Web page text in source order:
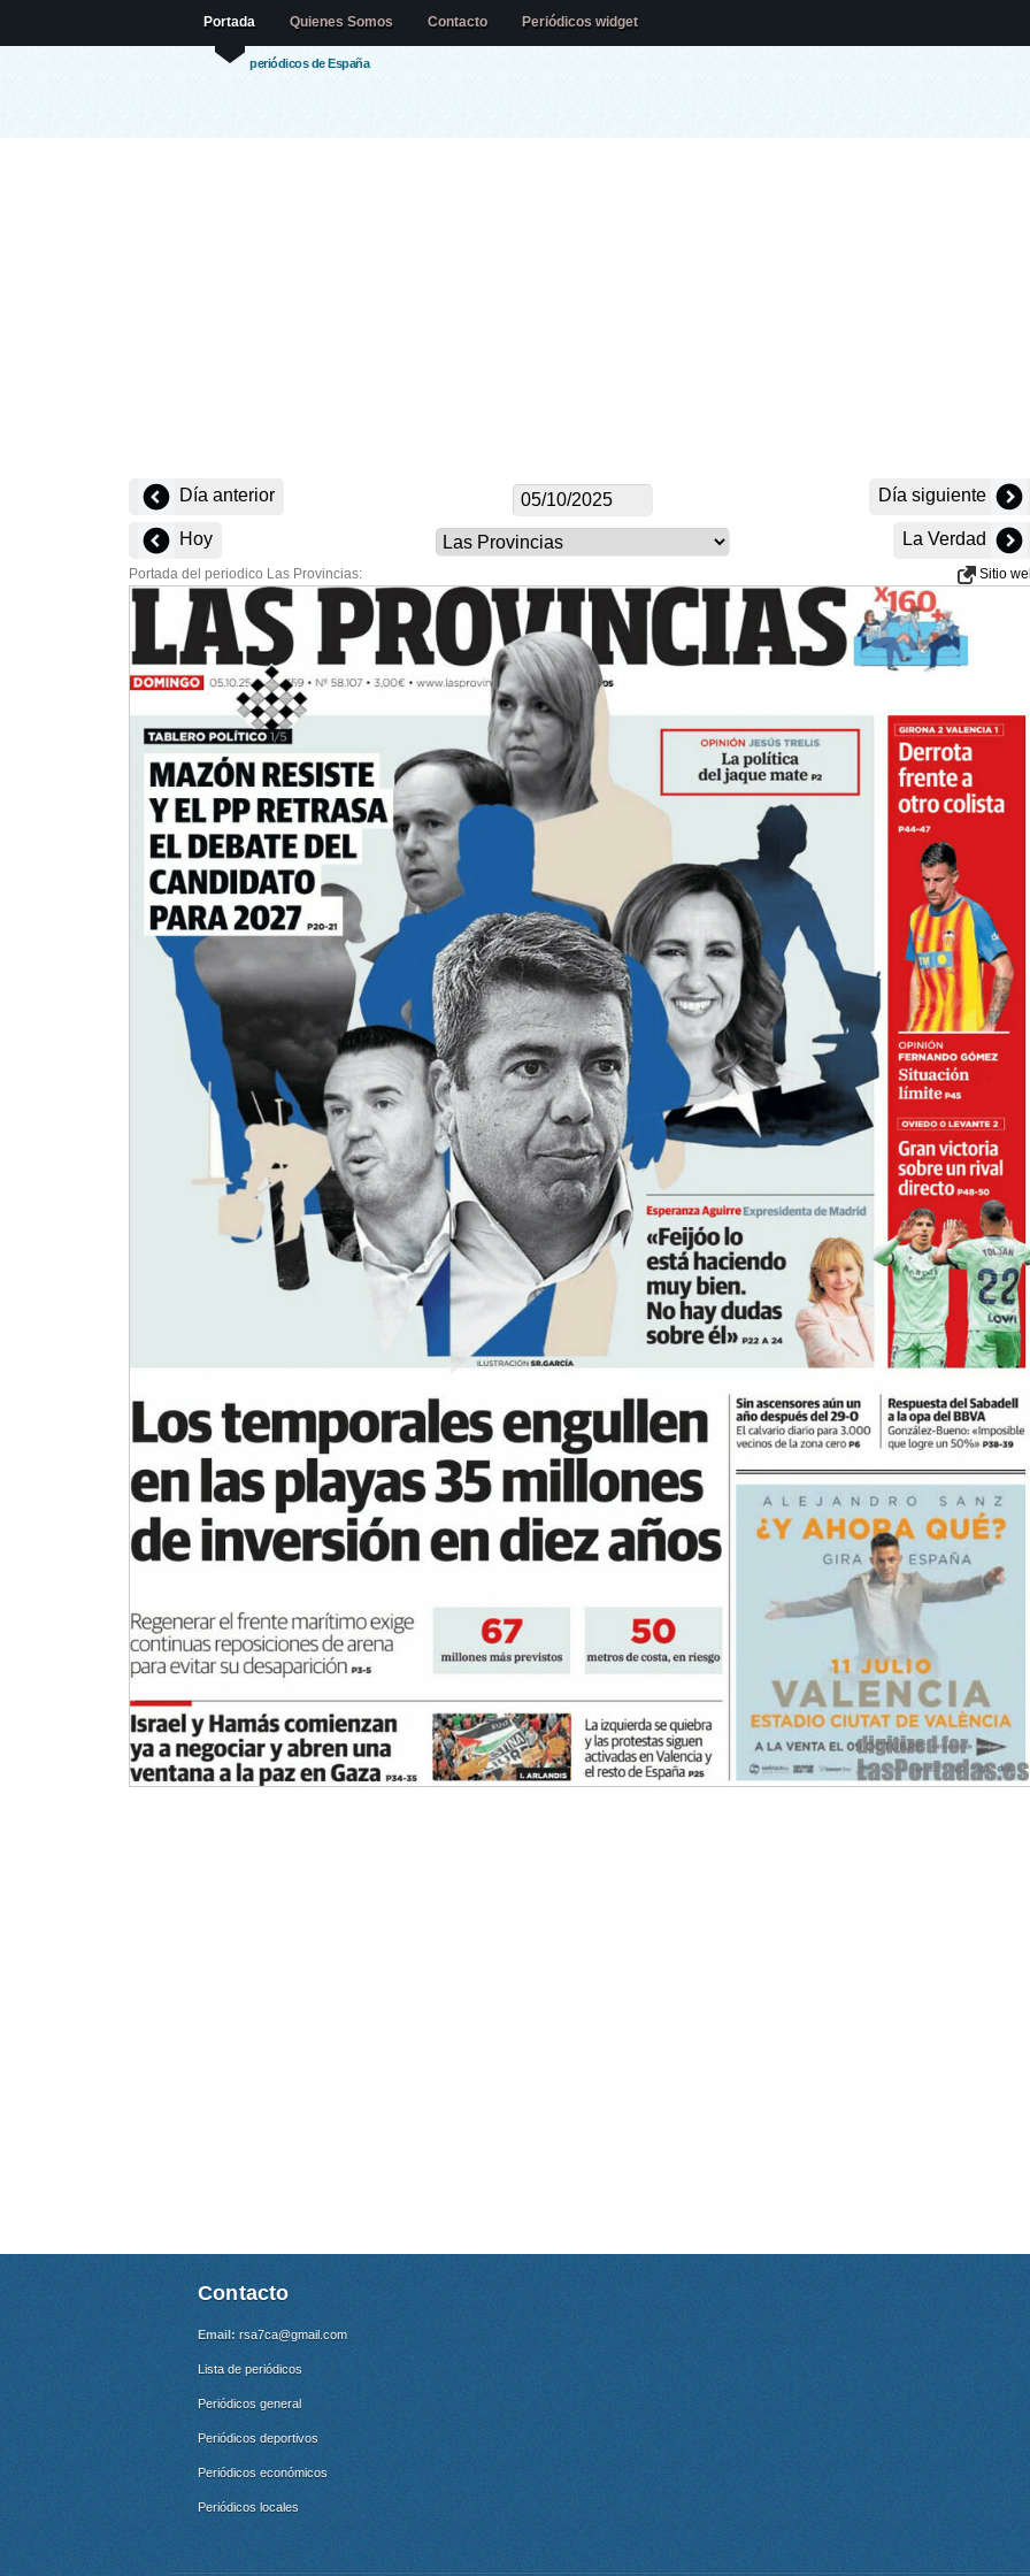
periódicos de España
Portada Quienes Somos Contacto Periódicos widget
Día anterior Día siguiente
Hoy La Verdad
Portada del periodico Las Provincias: Sitio
Contacto
Email: rsa7ca@gmail.com
Lista de periódicos
Periódicos general
Periódicos deportivos
Periódicos económicos
Periódicos locales